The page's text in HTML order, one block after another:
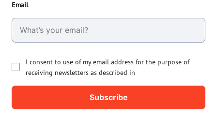
Email
I consent to use of my email address for the purpose of
receiving newsletters as described in